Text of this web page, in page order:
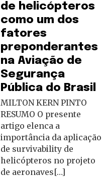
de helicópteros
como um dos
fatores
preponderantes
na Aviação de
Segurança
Pública do Brasil
MILTON KERN PINTO
RESUMO O presente
artigo elenca a
importância da aplicação
de survivability de
helicópteros no projeto
de aeronaves[…]